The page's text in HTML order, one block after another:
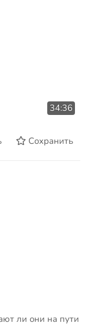
34:36
Сохранить
ли они на пути